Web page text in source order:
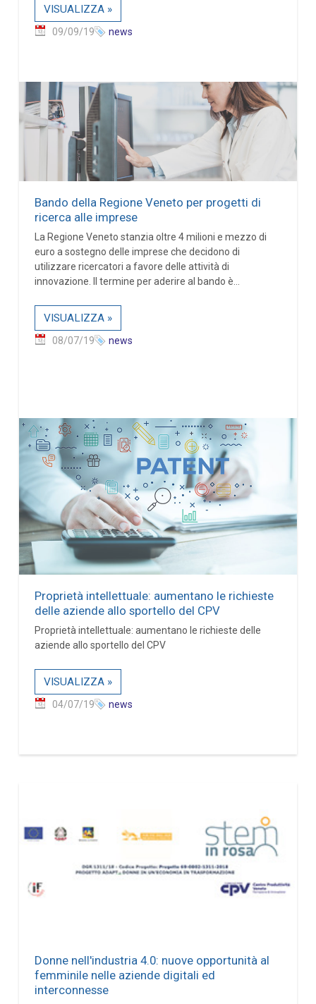
VISUALIZZA »
09/09/19 news
Bando della Regione Veneto per progetti di
ricerca alle imprese
La Regione Veneto stanzia oltre 4 milioni e mezzo di
euro a sostegno delle imprese che decidono di
utilizzare ricercatori a favore delle attività di
innovazione. Il termine per aderire al bando è...
VISUALIZZA »
08/07/19 news
Proprietà intellettuale: aumentano le richieste
delle aziende allo sportello del CPV
Proprietà intellettuale: aumentano le richieste delle
aziende allo sportello del CPV
VISUALIZZA »
04/07/19 news
Donne nell'industria 4.0: nuove opportunità al
femminile nelle aziende digitali ed
interconnesse